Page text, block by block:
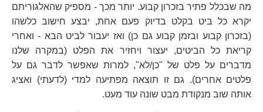
מה שבכלל פתיר בזכרון קבוע. יותר מכך - מספיק שהאלגוריתם
יקרא כל ביט בקלט בדיוק פעם אחת, יבצע חישוב כלשהו
(בזכרון קבוע ובזמן קבוע גם כן) ואז יעבור לביט הבא - ואחרי
קריאת כל הביטים, יעצור ויחזיר את הפלט (במקרה שלנו
מדברים על פלט של "כן/לא", למרות שאפשר לדבר גם על
פלטים אחרים). גם זו תוצאה מפתיעה למדי (לדעתי) ואציג
אותה שוב מנקודת מבט שונה עוד מעט.